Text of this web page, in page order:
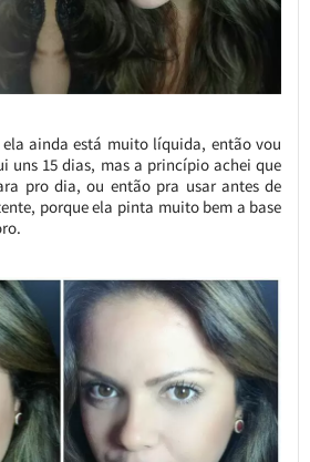
ainda está muito líquida, então vou
uns 15 dias, mas a princípio achei que
pro dia, ou então pra usar antes de
porque ela pinta muito bem a base